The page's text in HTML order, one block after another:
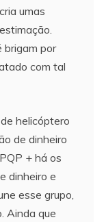
umas
brigam por
com tal
helicóptero
de dinheiro
+ há os
dinheiro e
esse grupo,
Ainda que